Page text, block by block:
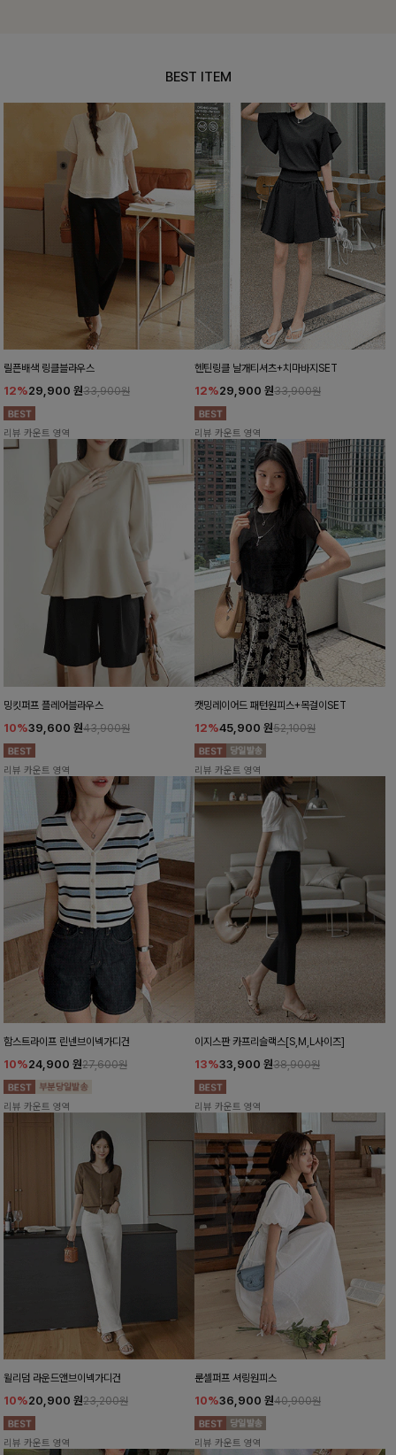
BEST ITEM
릴픈배색 링클블라우스
12%29,900 원33,900원
리뷰 카운트 영역
헨틴링클 날개티셔츠+치마바지SET
12%29,900 원33,900원
리뷰 카운트 영역
밍킷퍼프 플레어블라우스
10%39,600 원43,900원
리뷰 카운트 영역
캣밍레이어드 패턴원피스+목걸이SET
12%45,900 원52,100원
리뷰 카운트 영역
함스트라이프 린넨브이넥가디건
10%24,900 원27,600원
리뷰 카운트 영역
이지스판 카프리슬랙스[S,M,L사이즈]
13%33,900 원38,900원
리뷰 카운트 영역
윌리덤 라운드앤브이넥가디건
10%20,900 원23,200원
리뷰 카운트 영역
룬셀퍼프 셔링원피스
10%36,900 원40,900원
리뷰 카운트 영역